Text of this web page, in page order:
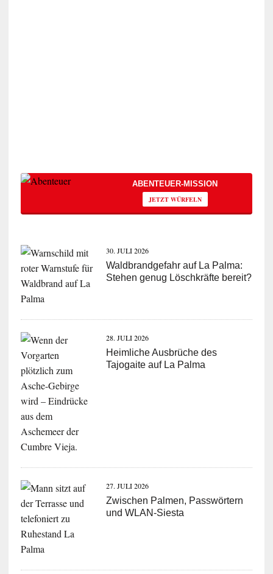
ABENTEUER-MISSION
JETZT WÜRFELN
30. JULI 2026
Waldbrandgefahr auf La Palma:
Stehen genug Löschkräfte bereit?
28. JULI 2026
Heimliche Ausbrüche des
Tajogaite auf La Palma
27. JULI 2026
Zwischen Palmen, Passwörtern
und WLAN-Siesta